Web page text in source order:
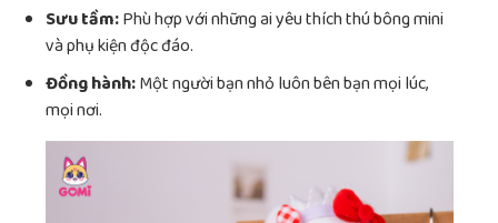
Sưu tầm:Phù hợp với những ai yêu thích thú bông mini
và phụ kiện độc đáo.
Đồng hành:Một người bạn nhỏ luôn bên bạn mọi lúc,
mọi nơi.